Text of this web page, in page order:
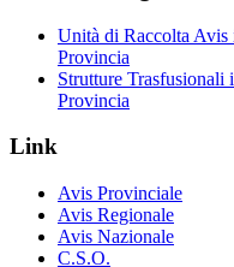
Unità di Raccolta Avis
Provincia
Strutture Trasfusionali
Provincia
Link
Avis Provinciale
Avis Regionale
Avis Nazionale
C.S.O.